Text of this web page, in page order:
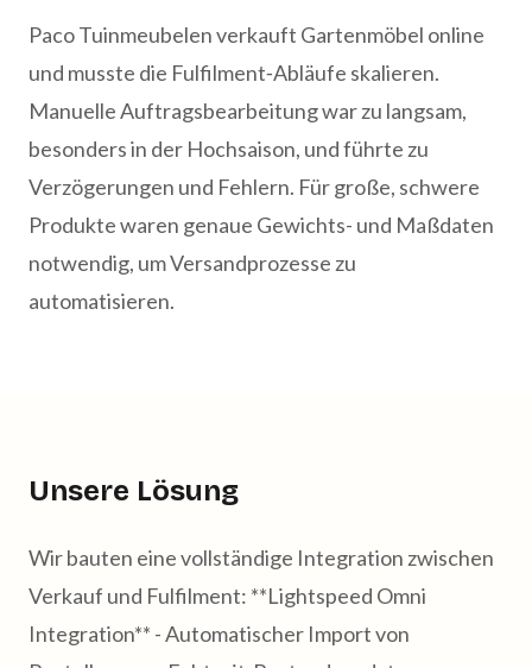
Paco Tuinmeubelen verkauft Gartenmöbel online
und musste die Fulfilment‑Abläufe skalieren.
Manuelle Auftragsbearbeitung war zu langsam,
besonders in der Hochsaison, und führte zu
Verzögerungen und Fehlern. Für große, schwere
Produkte waren genaue Gewichts- und Maßdaten
notwendig, um Versandprozesse zu
automatisieren.
Unsere Lösung
Wir bauten eine vollständige Integration zwischen
Verkauf und Fulfilment: **Lightspeed Omni
Integration** - Automatischer Import von